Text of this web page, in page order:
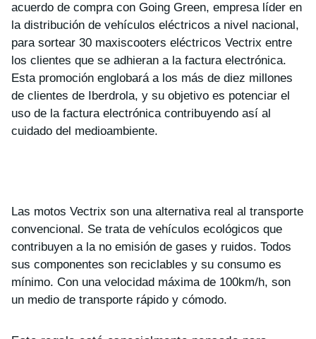
acuerdo de compra con Going Green, empresa líder en
la distribución de vehículos eléctricos a nivel nacional,
para sortear 30 maxiscooters eléctricos Vectrix entre
los clientes que se adhieran a la factura electrónica.
Esta promoción englobará a los más de diez millones
de clientes de Iberdrola, y su objetivo es potenciar el
uso de la factura electrónica contribuyendo así al
cuidado del medioambiente.
Las motos Vectrix son una alternativa real al transporte
convencional. Se trata de vehículos ecológicos que
contribuyen a la no emisión de gases y ruidos. Todos
sus componentes son reciclables y su consumo es
mínimo. Con una velocidad máxima de 100km/h, son
un medio de transporte rápido y cómodo.